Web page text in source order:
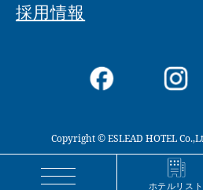
採用情報
Copyright © ESLEAD HOTEL
ホテルリスト